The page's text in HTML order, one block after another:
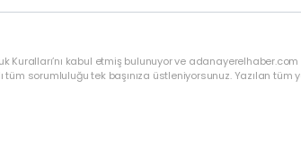
Kuralları’nı kabul etmiş bulunuyor ve
tüm sorumluluğu tek başınıza üstleniyorsunuz. Yazılan